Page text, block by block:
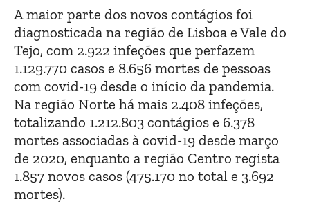
A maior parte dos novos contágios foi
diagnosticada na região de Lisboa e Vale do
Tejo, com 2.922 infeções que perfazem
1.129.770 casos e 8.656 mortes de pessoas
com covid-19 desde o início da pandemia.
Na região Norte há mais 2.408 infeções,
totalizando 1.212.803 contágios e 6.378
mortes associadas à covid-19 desde março
de 2020, enquanto a região Centro regista
1.857 novos casos (475.170 no total e 3.692
mortes).